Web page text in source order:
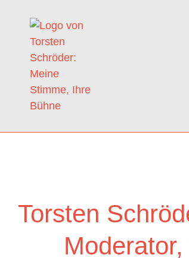
Torsten